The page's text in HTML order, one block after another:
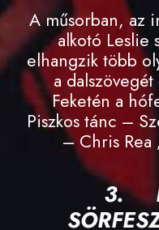
A műsorban, az
alkotó Leslie
elhangzik több
a
Feketén a
Piszkos tánc –
– Chris Rea
3.